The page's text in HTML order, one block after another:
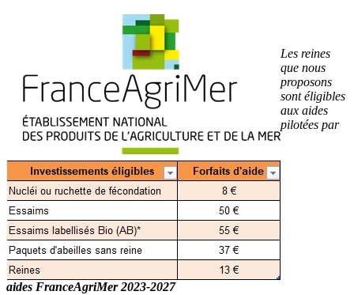
aides FranceAgriMer 2023-2027
Les reines
que nous
proposons
sont éligibles
aux aides
pilotées par